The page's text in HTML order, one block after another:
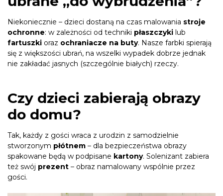
Niekoniecznie – dzieci dostaną na czas malowania stroje
ochronne: w zależności od techniki płaszczyki lub
fartuszki oraz ochraniacze na buty. Nasze farbki spierają
się z większości ubrań, na wszelki wypadek dobrze jednak
nie zakładać jasnych (szczególnie białych) rzeczy.
Czy dzieci zabierają obrazy
do domu?
Tak, każdy z gości wraca z urodzin z samodzielnie
stworzonym płótnem – dla bezpieczeństwa obrazy
spakowane będą w podpisane kartony. Solenizant zabiera
też swój prezent – obraz namalowany wspólnie przez
gości.